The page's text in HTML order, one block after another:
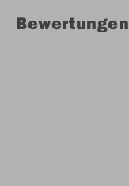
Bewertungen